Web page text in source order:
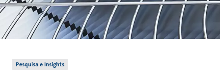
Pesquisa e Insights